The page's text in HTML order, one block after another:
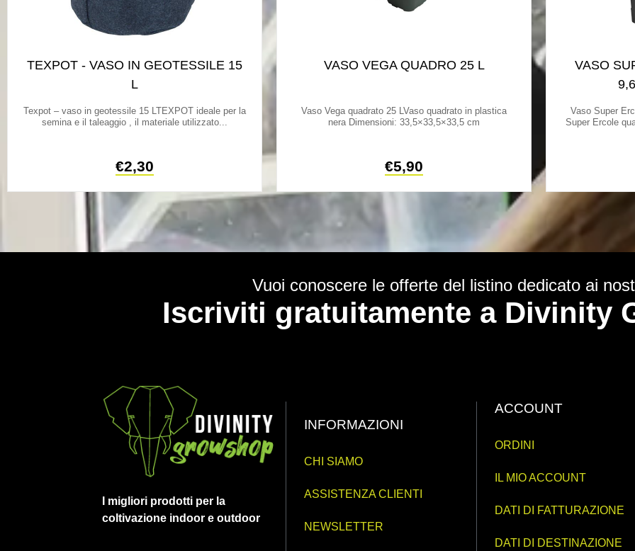
TEXPOT - VASO IN GEOTESSILE 15
L
Texpot – vaso in geotessile 15 LTEXPOT ideale per la
semina e il taleaggio , il materiale utilizzato...
€2,30
VASO VEGA QUADRO 25 L
Vaso Vega quadrato 25 LVaso quadrato in plastica
nera Dimensioni: 33,5×33,5×33,5 cm
€5,90
VASO
Vaso Super
Super Ercole
Vuoi conoscere le offerte del listino dedicato ai
Iscriviti gratuitamente a Divinity
I migliori prodotti per la
coltivazione indoor e outdoor
INFORMAZIONI
CHI SIAMO
ASSISTENZA CLIENTI
NEWSLETTER
ACCOUNT
ORDINI
IL MIO ACCOUNT
DATI DI FATTURAZIONE
DATI DI DESTINAZIONE